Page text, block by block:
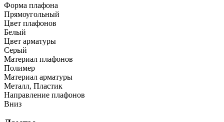
Форма плафона
Прямоугольный
Цвет плафонов
Белый
Цвет арматуры
Серый
Материал плафонов
Полимер
Материал арматуры
Металл, Пластик
Направление плафонов
Вниз